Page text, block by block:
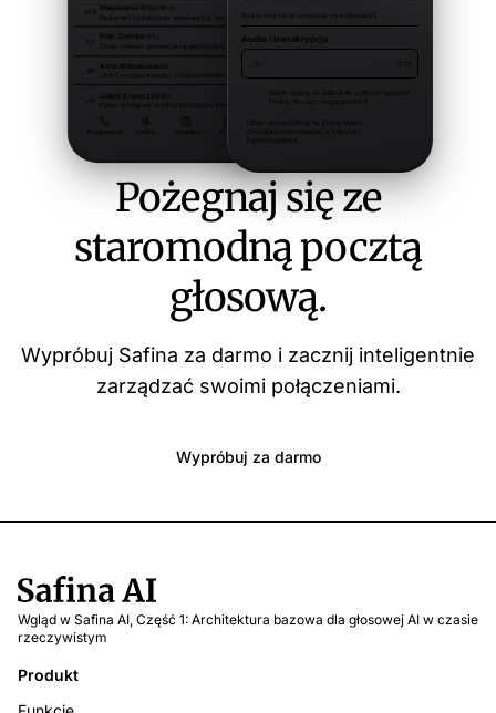
Pożegnaj się ze
staromodną pocztą
głosową.
Wypróbuj Safina za darmo i zacznij inteligentnie
zarządzać swoimi połączeniami.
Wypróbuj za darmo
Wgląd w Safina AI, Część 1: Architektura bazowa dla głosowej AI w czasie
rzeczywistym
Produkt